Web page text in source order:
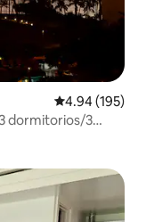
Calificación
4.94 (195)
3 dormitorios/3